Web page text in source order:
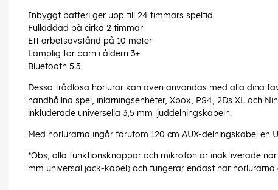
Inbyggt batteri ger upp till 24 timmars speltid
Fulladdad på cirka 2 timmar
Ett arbetsavstånd på 10 meter
Lämplig för barn i åldern 3+
Bluetooth 5.3
Dessa trådlösa hörlurar kan även användas med alla dina
handhållna spel, inlärningsenheter, Xbox, PS4, 2Ds XL och
inkluderade universella 3,5 mm ljuddelningskabeln.
Med hörlurarna ingår förutom 120 cm AUX-delningskabel en
*Obs, alla funktionsknappar och mikrofon är inaktiverade
mm universal jack-kabel) och fungerar endast när